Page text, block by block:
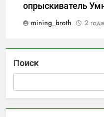
опрыскиватель
mining_broth
2
Поиск